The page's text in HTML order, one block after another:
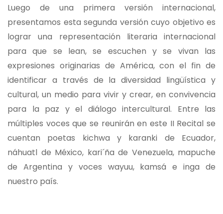
Luego de una primera versión internacional,
presentamos esta segunda versión cuyo objetivo es
lograr una representación literaria internacional
para que se lean, se escuchen y se vivan las
expresiones originarias de América, con el fin de
identificar a través de la diversidad lingüística y
cultural, un medio para vivir y crear, en convivencia
para la paz y el diálogo intercultural. Entre las
múltiples voces que se reunirán en este II Recital se
cuentan poetas kichwa y karanki de Ecuador,
náhuatl de México, kari´ña de Venezuela, mapuche
de Argentina y voces wayuu, kamsá e inga de
nuestro país.